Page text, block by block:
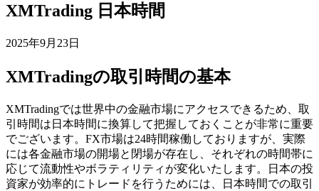
XMTrading 日本時間
2025年9月23日
XMTradingの取引時間の基本
XMTradingでは世界中の金融市場にアクセスできるため、取
引時間は日本時間に換算して把握しておくことが非常に重要
でございます。FX市場は24時間稼働しておりますが、実際
には各金融市場の開場と閉場が存在し、それぞれの時間帯に
応じて流動性やボラティリティが変化いたします。日本の投
資家が効率的にトレードを行うためには、日本時間での取引